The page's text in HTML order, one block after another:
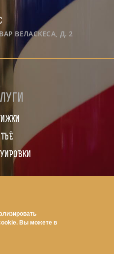
ВЕЛАСКЕСА, Д. 2
Вы можете в